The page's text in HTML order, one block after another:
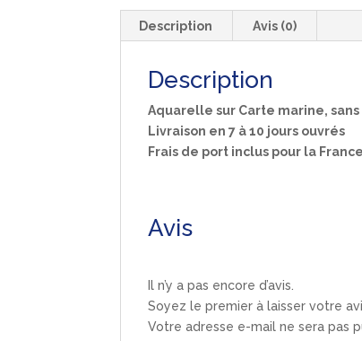
Description Avis (0)
Description
Aquarelle sur Carte marine,
Livraison en 7 à 10 jours ouvrés
Frais de port inclus pour la
Avis
Il n’y a pas encore d’avis.
Soyez le premier à laisser votre
Votre adresse e-mail ne sera pas